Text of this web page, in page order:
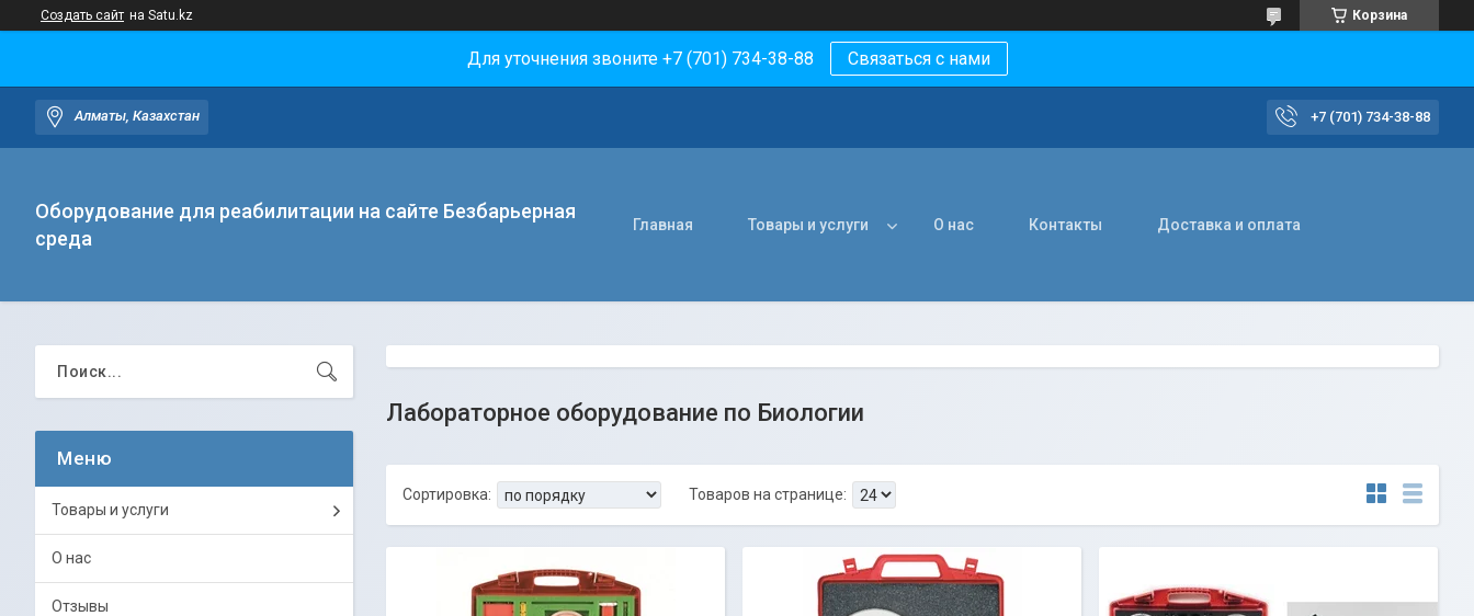
Создать сайт на Satu.kz Корзина
Для уточнения звоните +7 (701) 734-38-88 Связаться с нами
Алматы, Казахстан +7 (701) 734-38-88
Оборудование для реабилитации на сайте Безбарьерная
среда
Главная Товары и услуги О нас Контакты Доставка и оплата
Лабораторное оборудование по Биологии
Товары и услуги
О нас
Отзывы